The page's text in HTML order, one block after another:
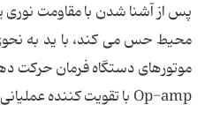
پس از آشنا شدن با مقاومت نوری
محیط حس می كند، با ید به
موتورهای دستگاه فرمان حركت
Op-amp با تقویت كننده عملیانی آشنا می كنیم.